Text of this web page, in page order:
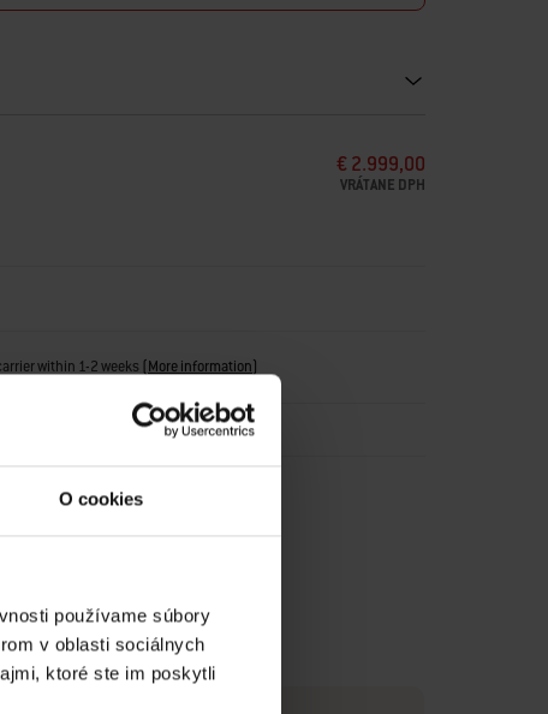
O cookies
používame súbory
v oblasti sociálnych
ktoré ste im poskytli
€ 2.999,00
VRÁTANE DPH
within 1-2 weeks (More information)